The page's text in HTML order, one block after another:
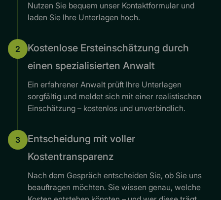
Nutzen Sie bequem unser Kontaktformular und
laden Sie Ihre Unterlagen hoch.
2
Kostenlose Ersteinschätzung durch
einen spezialisierten Anwalt
Ein erfahrener Anwalt prüft Ihre Unterlagen
sorgfältig und meldet sich mit einer realistischen
Einschätzung – kostenlos und unverbindlich.
3
Entscheidung mit voller
Kostentransparenz
Nach dem Gespräch entscheiden Sie, ob Sie uns
beauftragen möchten. Sie wissen genau, welche